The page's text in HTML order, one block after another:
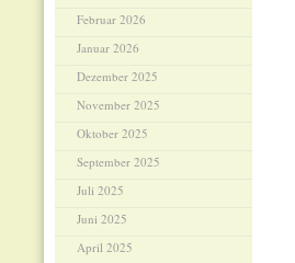
Februar 2026
Januar 2026
Dezember 2025
November 2025
Oktober 2025
September 2025
Juli 2025
Juni 2025
April 2025